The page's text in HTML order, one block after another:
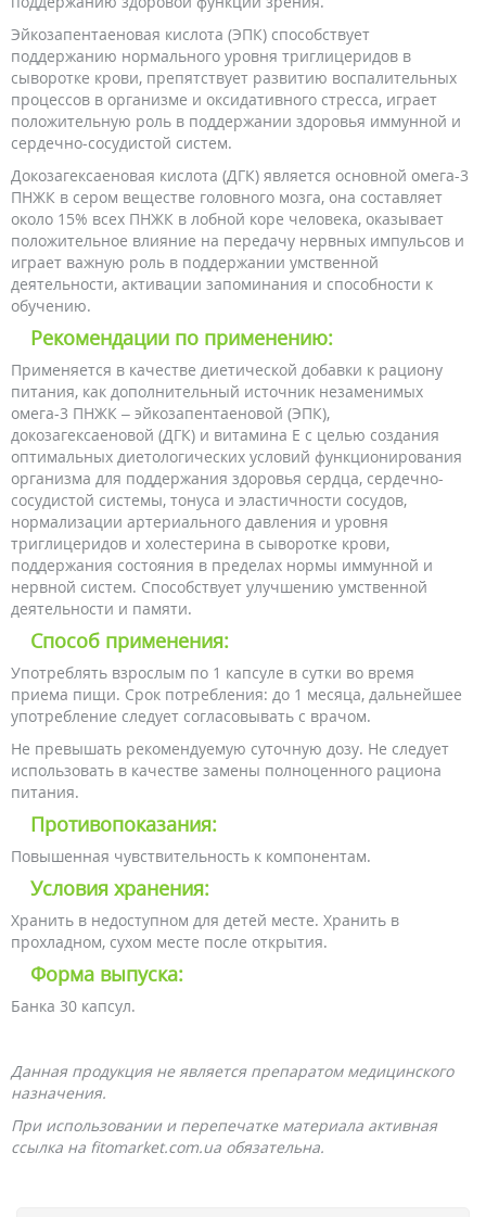
Эйкозапентаеновая кислота (ЭПК) способствует
поддержанию нормального уровня триглицеридов в
сыворотке крови, препятствует развитию воспалительных
процессов в организме и оксидативного стресса, играет
положительную роль в поддержании здоровья иммунной и
сердечно-сосудистой систем.
Докозагексаеновая кислота (ДГК) является основной омега-3
ПНЖК в сером веществе головного мозга, она составляет
около 15% всех ПНЖК в лобной коре человека, оказывает
положительное влияние на передачу нервных импульсов и
играет важную роль в поддержании умственной
деятельности, активации запоминания и способности к
обучению.
Рекомендации по применению:
Применяется в качестве диетической добавки к рациону
питания, как дополнительный источник незаменимых
омега-3 ПНЖК – эйкозапентаеновой (ЭПК),
докозагексаеновой (ДГК) и витамина Е с целью создания
оптимальных диетологических условий функционирования
организма для поддержания здоровья сердца, сердечно-
сосудистой системы, тонуса и эластичности сосудов,
нормализации артериального давления и уровня
триглицеридов и холестерина в сыворотке крови,
поддержания состояния в пределах нормы иммунной и
нервной систем. Способствует улучшению умственной
деятельности и памяти.
Способ применения:
Употреблять взрослым по 1 капсуле в сутки во время
приема пищи. Срок потребления: до 1 месяца, дальнейшее
употребление следует согласовывать с врачом.
Не превышать рекомендуемую суточную дозу. Не следует
использовать в качестве замены полноценного рациона
питания.
Противопоказания:
Повышенная чувствительность к компонентам.
Условия хранения:
Хранить в недоступном для детей месте. Хранить в
прохладном, сухом месте после открытия.
Форма выпуска:
Банка 30 капсул.
Данная продукция не является препаратом медицинского
назначения.
При использовании и перепечатке материала активная
ссылка на fitomarket.com.ua обязательна.